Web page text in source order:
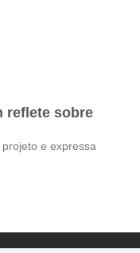
reflete sobre
e expressa